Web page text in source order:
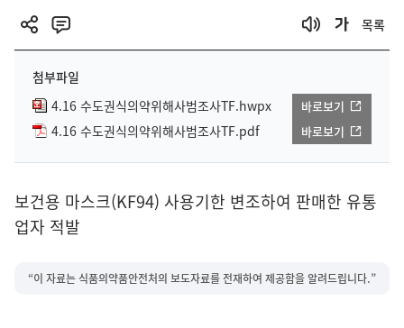
목록
첨부파일
4.16 수도권식의약위해사범조사TF.hwpx
바로보기
4.16 수도권식의약위해사범조사TF.pdf 바로보기
보건용 마스크(KF94) 사용기한 변조하여 판매한 유통
업자 적발
“이 자료는 식품의약품안전처의 보도자료를 전재하여 제공함을 알려드립니다.”